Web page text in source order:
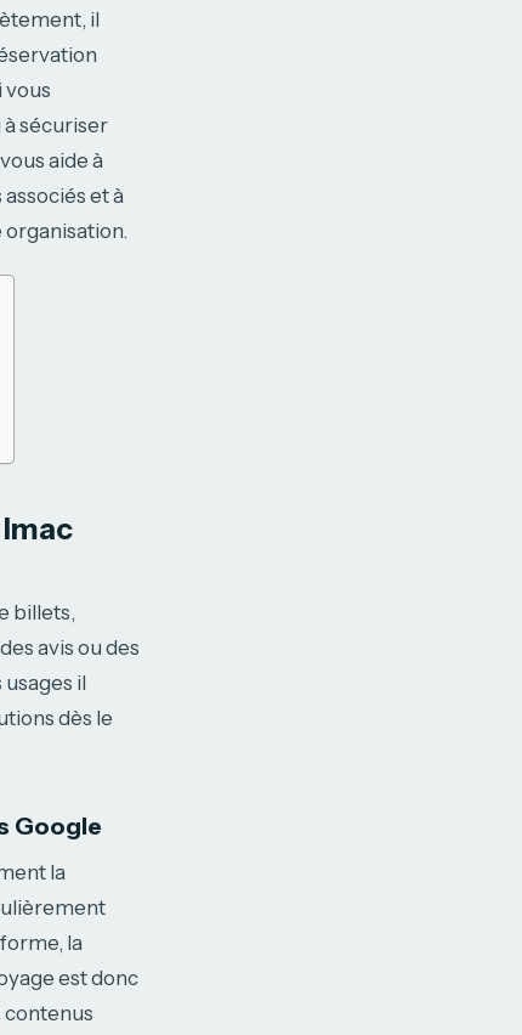
il
vous
sécuriser
aide à
et à
billets,
avis ou des
il
dès le
Google
la
la
est donc
contenus